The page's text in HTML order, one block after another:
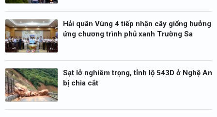
Hải quân Vùng 4 tiếp nhận cây giống hưởng
ứng chương trình phủ xanh Trường Sa
Sạt lở nghiêm trọng, tỉnh lộ 543D ở Nghệ An
bị chia cắt